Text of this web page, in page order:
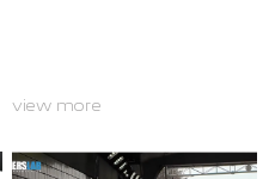
view more